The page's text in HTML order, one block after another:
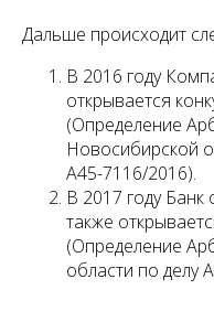
Дальше происходит
В 2016 году
открывается
(Определение
Новосибирской
А45-7116/2016).
В 2017 году
также
(Определение
области по делу